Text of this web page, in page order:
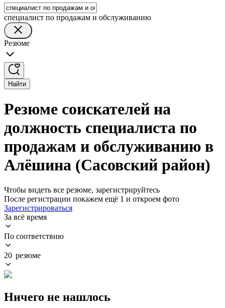
специалист по продажам и обслуживанию
Резюме
Найти
Резюме соискателей на
должность специалиста по
продажам и обслуживанию в
Алёшина (Сасовский район)
Чтобы видеть все резюме, зарегистрируйтесь
После регистрации покажем ещё 1 и откроем фото
Зарегистрироваться
За всё время
По соответствию
20 резюме
Ничего не нашлось